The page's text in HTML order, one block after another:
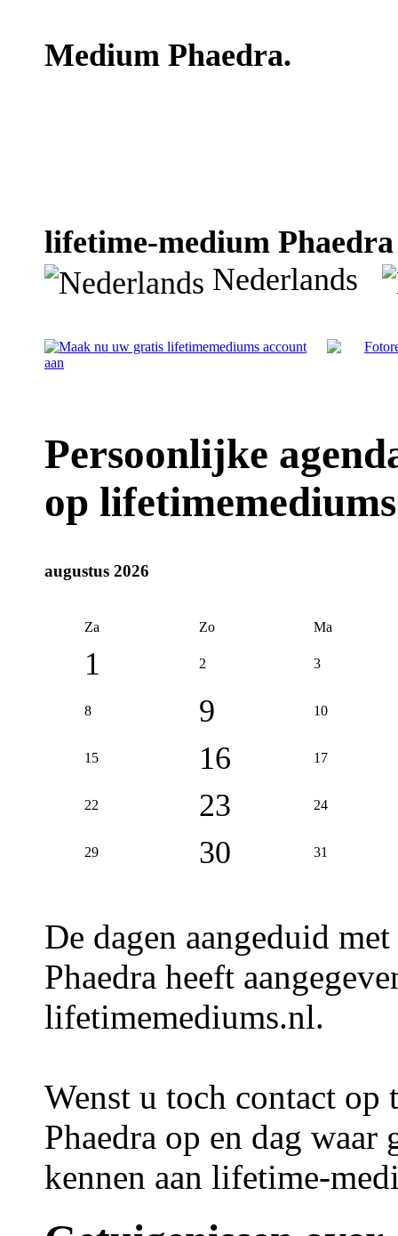
Medium Phaedra.
lifetime-medium
Nederlands
Persoonlijke
op
augustus 2026
Za Zo Ma
1 2 3
8 9 10
15 16 17
22 23 24
29 30 31
De dagen aangeduid
Phaedra heeft
lifetimemediums.nl.
Wenst u toch contact
Phaedra op en dag waar
kennen aan lifetime-